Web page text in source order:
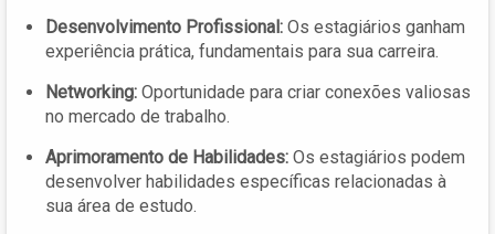
Desenvolvimento Profissional: Os estagiários ganham
experiência prática, fundamentais para sua carreira.
Networking: Oportunidade para criar conexões valiosas
no mercado de trabalho.
Aprimoramento de Habilidades: Os estagiários podem
desenvolver habilidades específicas relacionadas à
sua área de estudo.